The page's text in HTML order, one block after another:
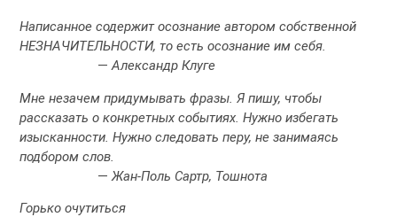
Написанное содержит осознание автором собственной
НЕЗНАЧИТЕЛЬНОСТИ, то есть осознание им себя.
—Александр Клуге
Мне незачем придумывать фразы. Я пишу, чтобы
рассказать о конкретных событиях. Нужно избегать
изысканности. Нужно следовать перу, не занимаясь
подбором слов.
—Жан-Поль Сартр, Тошнота
Горько очутиться